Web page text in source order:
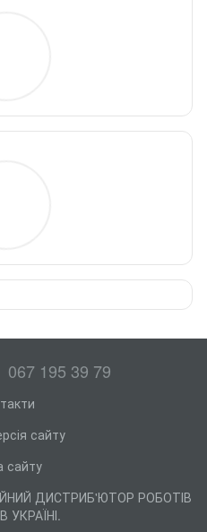
067 195 39 79
сайту
сайту
ДИСТРИБ'ЮТОР РОБОТІВ
УКРАЇНІ.